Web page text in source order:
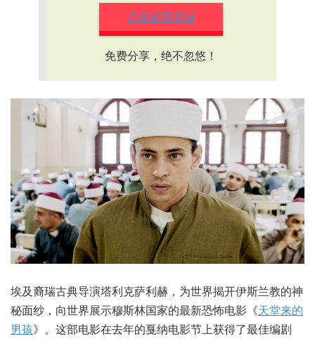
点击获取资源
免费分享，绝不忽悠！
埃及裔瑞古典导演塔利克萨利赫，为世界揭开伊斯兰教的神
秘面纱，向世界展示穆斯林国家的最新恐怖电影《天堂来的
男孩》。这部电影在去年的戛纳电影节上获得了最佳编剧